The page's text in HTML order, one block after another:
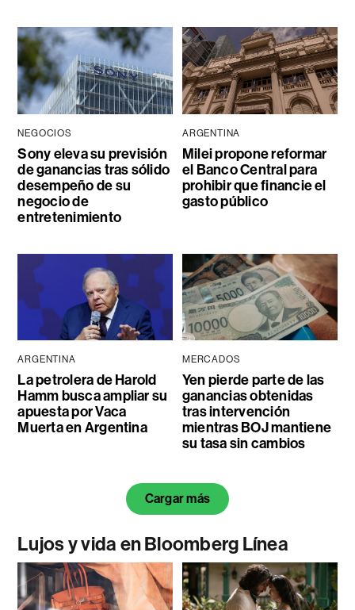
NEGOCIOS
Sony eleva su previsión
de ganancias tras sólido
desempeño de su
negocio de
entretenimiento
ARGENTINA
Milei propone reformar
el Banco Central para
prohibir que financie el
gasto público
ARGENTINA
La petrolera de Harold
Hamm busca ampliar su
apuesta por Vaca
Muerta en Argentina
MERCADOS
Yen pierde parte de las
ganancias obtenidas
tras intervención
mientras BOJ mantiene
su tasa sin cambios
Cargar más
Lujos y vida en Bloomberg Línea